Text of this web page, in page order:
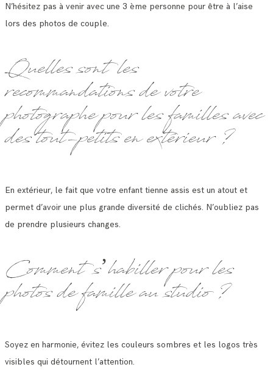
N’hésitez pas à venir avec une 3 ème personne pour être à l’aise
lors des photos de couple.
Quelles sont les
recommandations de votre
photographe pour les familles avec
des tout-petits en extérieur ?
En extérieur, le fait que votre enfant tienne assis est un atout et
permet d’avoir une plus grande diversité de clichés. N’oubliez pas
de prendre plusieurs changes.
Comment s’habiller pour les
photos de famille au studio ?
Soyez en harmonie, évitez les couleurs sombres et les logos très
visibles qui détournent l’attention.